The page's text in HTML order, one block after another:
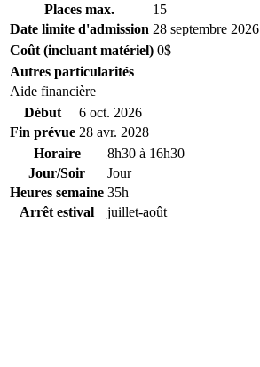
Places max.
15
Date limite d'admission 28 septembre 2026
Coût (incluant matériel) 0$
Autres particularités
Aide financière
Début
6 oct. 2026
Fin prévue 28 avr. 2028
Horaire
8h30 à 16h30
Jour/Soir
Jour
Heures semaine 35h
Arrêt estival
juillet-août